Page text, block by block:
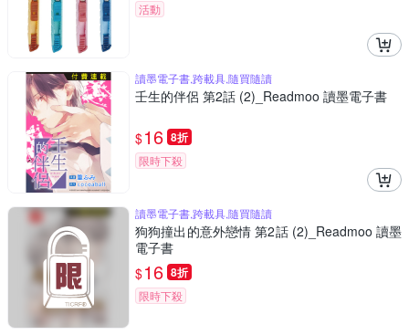
活動
讀墨電子書,跨載具,隨買隨讀
壬生的伴侶 第2話 (2)_Readmoo 讀墨電子書
$16 8折
限時下殺
讀墨電子書,跨載具,隨買隨讀
狗狗撞出的意外戀情 第2話 (2)_Readmoo 讀墨
電子書
$16 8折
限時下殺